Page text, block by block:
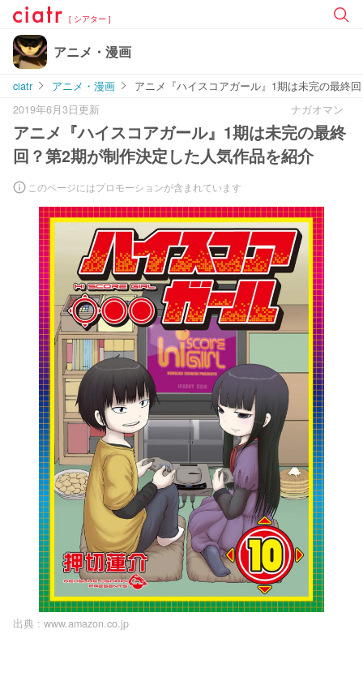
[ シアター ]
アニメ・漫画
ciatr アニメ・漫画
アニメ『ハイスコアガール』1期は未完の最終
2019年6月3日更新
ナガオマン
アニメ『ハイスコアガール』1期は未完の最終
回？第2期が制作決定した人気作品を紹介
このページにはプロモーションが含まれています
出典 : www.amazon.co.jp